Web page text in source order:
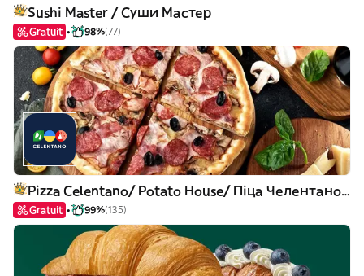
Sushi Master / Суши Мастер
Gratuit 98%(77)
Pizza Celentano/ Potato House/ Піца Челентано/Картопляна хата
Gratuit 99%(135)